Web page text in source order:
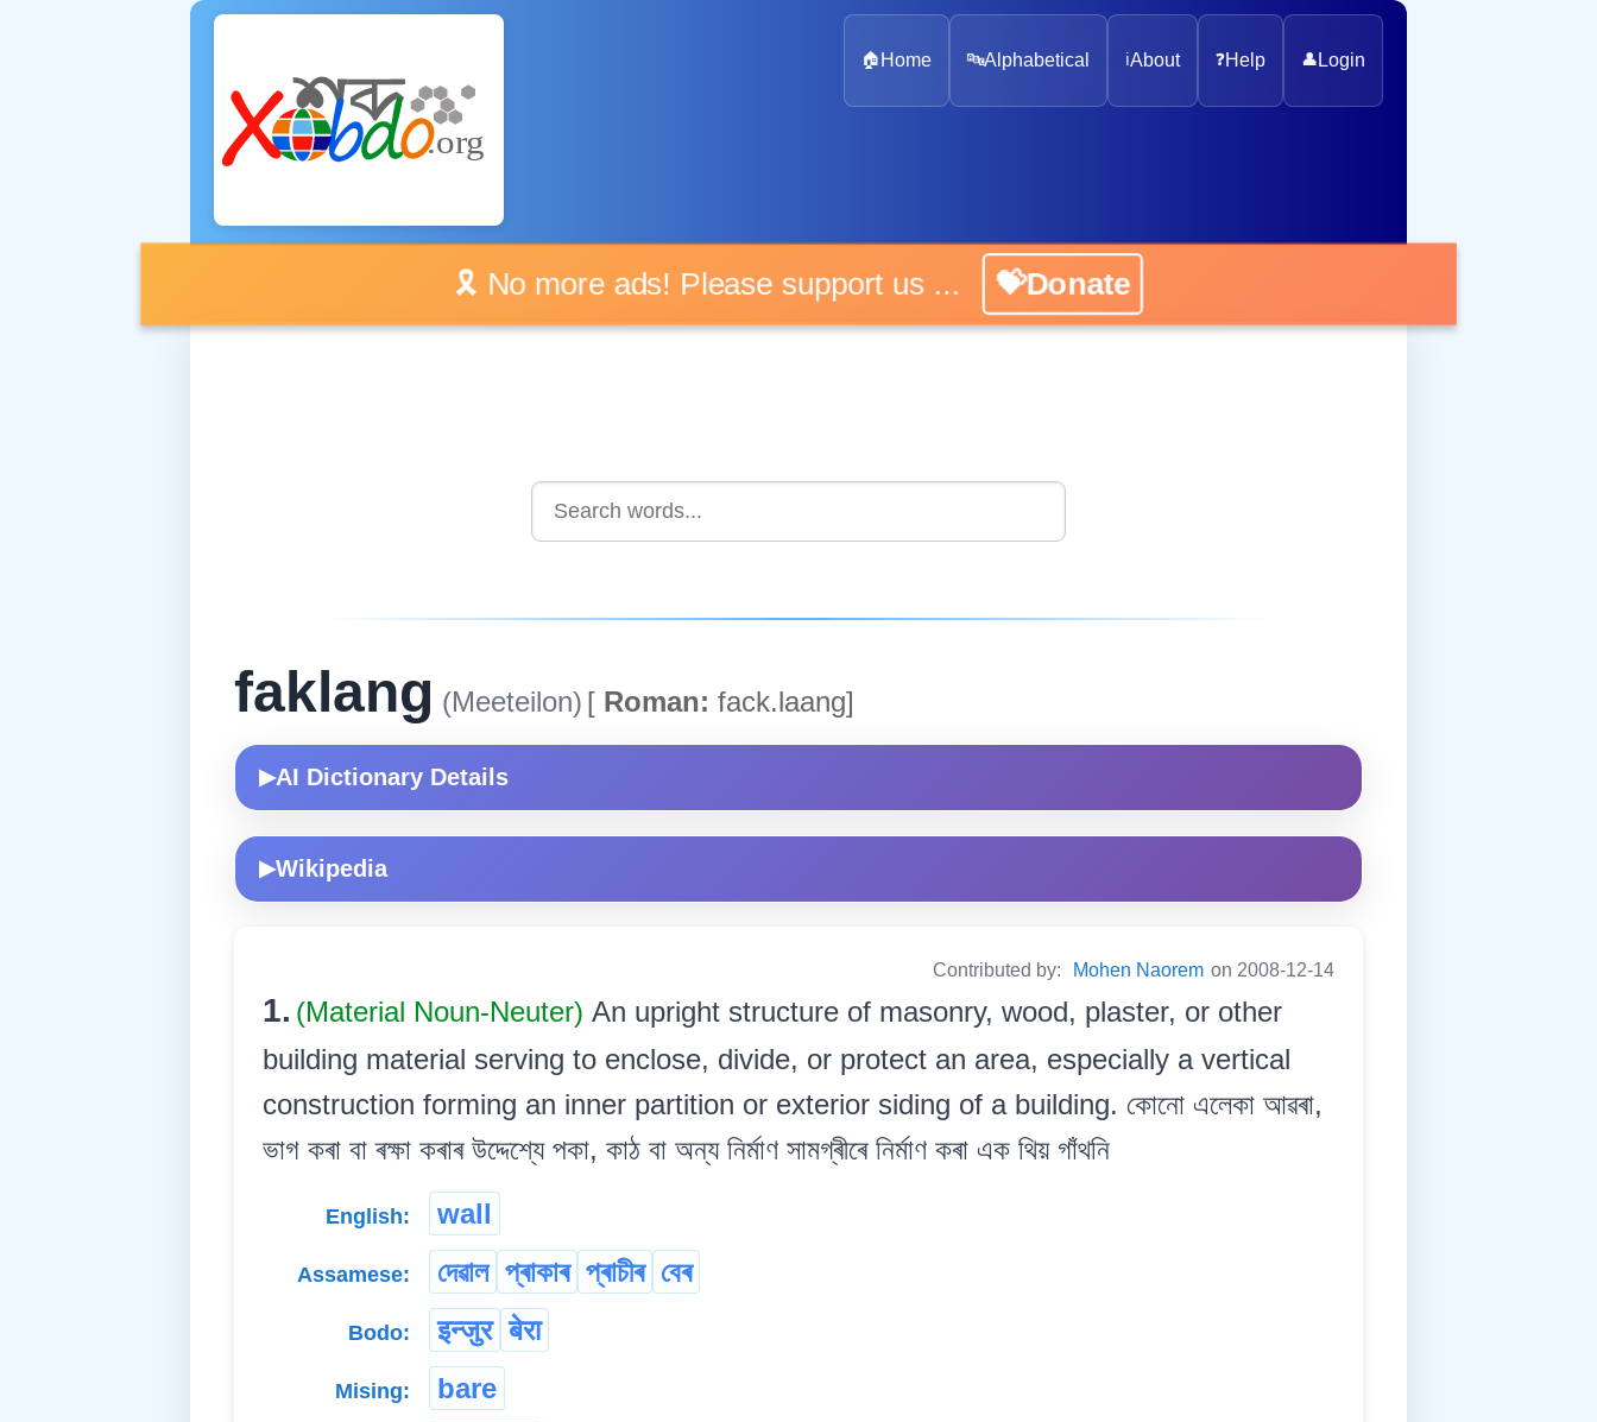
🏠 Home 🔤Alphabetical ℹ️About ❓Help 👤 Login
🎗️ No more ads! Please support us ... 💝Donate
faklang (Meeteilon) [ Roman: fack.laang]
▶AI Dictionary Details
▶Wikipedia
Contributed by: Mohen Naorem on 2008-12-14
1. (Material Noun-Neuter) An upright structure of masonry, wood, plaster, or other
building material serving to enclose, divide, or protect an area, especially a vertical
construction forming an inner partition or exterior siding of a building. কোনো এলেকা আৱৰা,
ভাগ কৰা বা ৰক্ষা কৰাৰ উদ্দেশ্যে পকা, কাঠ বা অন্য নিৰ্মাণ সামগ্ৰীৰে নিৰ্মাণ কৰা এক থিয় গাঁথনি
English: wall
Assamese: দেৱাল প্ৰাকাৰ প্ৰাচীৰ বেৰ
Bodo: इन्जुर बेरा
Mising: bare